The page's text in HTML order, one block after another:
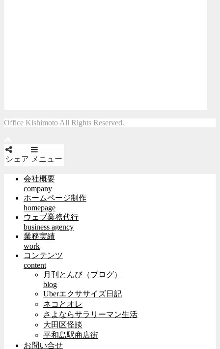
Office Kishimoto All Rights Reserved.
シェア メニュー
会社概要
company
ホームページ制作
homepage
ウェブ業務代行
business agency
業務実績
work
コンテンツ
content
月刊とんび（ブログ）
blog
Uberエクササイズ日記
ネコとオレ
さよならサラリーマン生活
大田区怪談
平和島駅商店街
お問い合せ